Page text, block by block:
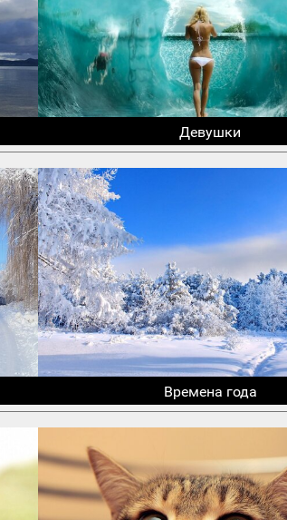
Девушки
Времена года